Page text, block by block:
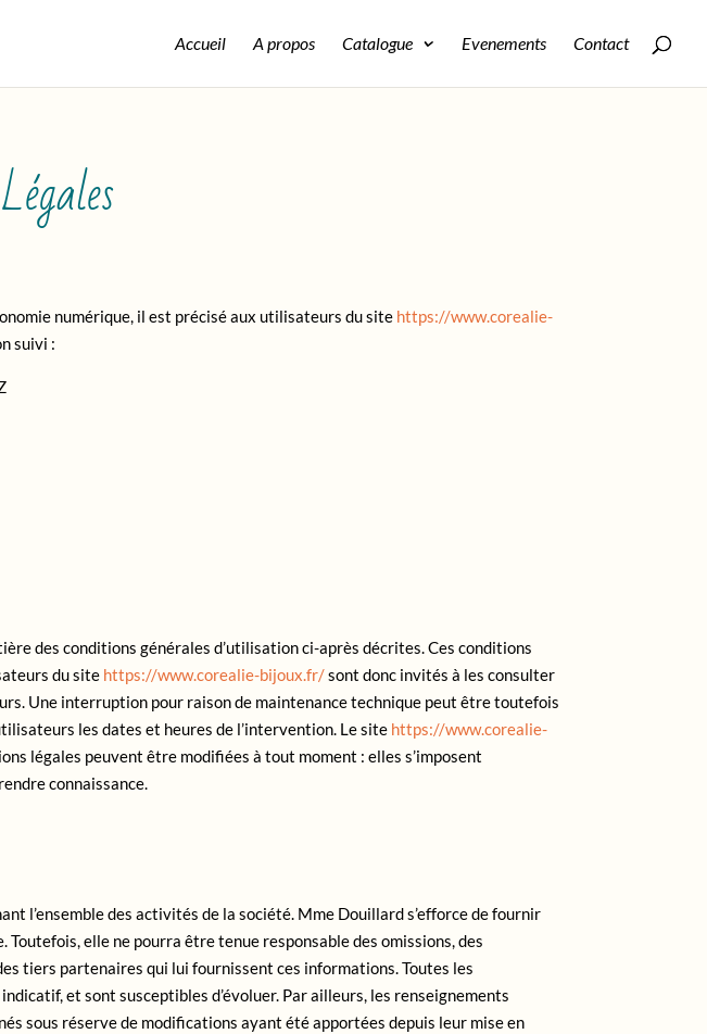
Accueil A propos Catalogue Evenements Contact
numérique, il est précisé aux utilisateurs du site https://www.corealie-
suivi :
des conditions générales d’utilisation ci-après décrites. Ces conditions
du site https://www.corealie-bijoux.fr/sont donc invités à les consulter
Une interruption pour raison de maintenance technique peut être toutefois
les dates et heures de l’intervention. Le site https://www.corealie-
légales peuvent être modifiées à tout moment : elles s’imposent
connaissance.
l’ensemble des activités de la société. Mme Douillard s’efforce de fournir
elle ne pourra être tenue responsable des omissions, des
tiers partenaires qui lui fournissent ces informations. Toutes les
et sont susceptibles d’évoluer. Par ailleurs, les renseignements
sous réserve de modifications ayant été apportées depuis leur mise en